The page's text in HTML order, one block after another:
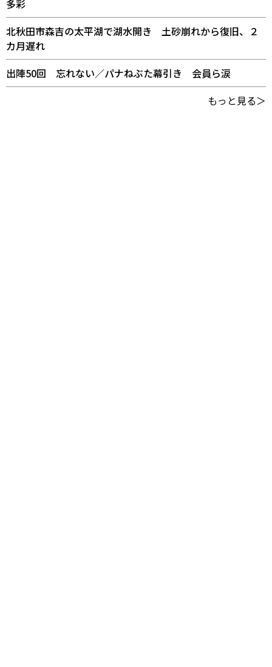
多彩
北秋田市森吉の太平湖で湖水開き 土砂崩れから復旧、２
カ月遅れ
出陣50回 忘れない／パナねぶた幕引き 会員ら涙
もっと見る＞